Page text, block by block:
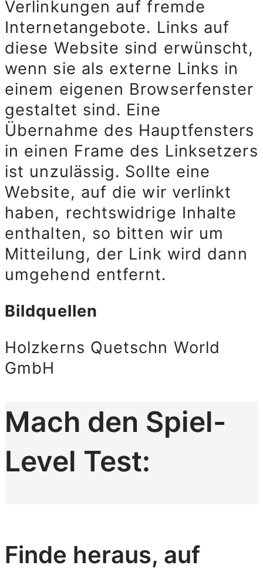
Verlinkungen auf fremde
Internetangebote. Links auf
diese Website sind erwünscht,
wenn sie als externe Links in
einem eigenen Browserfenster
gestaltet sind. Eine
Übernahme des Hauptfensters
in einen Frame des Linksetzers
ist unzulässig. Sollte eine
Website, auf die wir verlinkt
haben, rechtswidrige Inhalte
enthalten, so bitten wir um
Mitteilung, der Link wird dann
umgehend entfernt.
Bildquellen
Holzkerns Quetschn World
GmbH
Mach den Spiel-
Level Test:
Finde heraus, auf